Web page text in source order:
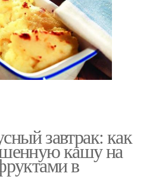
завтрак: как
кашу на
в